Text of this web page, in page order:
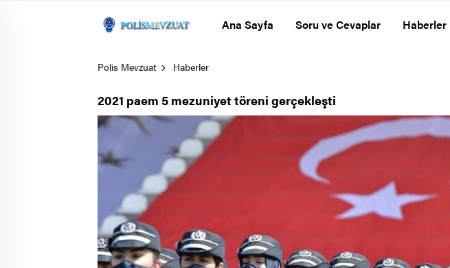
Ana Sayfa Soru ve Cevaplar Haberler
Polis Mevzuat Haberler
2021 paem 5 mezuniyet töreni gerçekleşti